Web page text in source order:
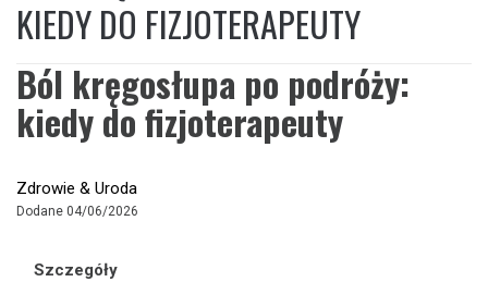
KIEDY DO FIZJOTERAPEUTY
Ból kręgosłupa po podróży:
kiedy do fizjoterapeuty
Zdrowie & Uroda
Dodane 04/06/2026
Szczegóły